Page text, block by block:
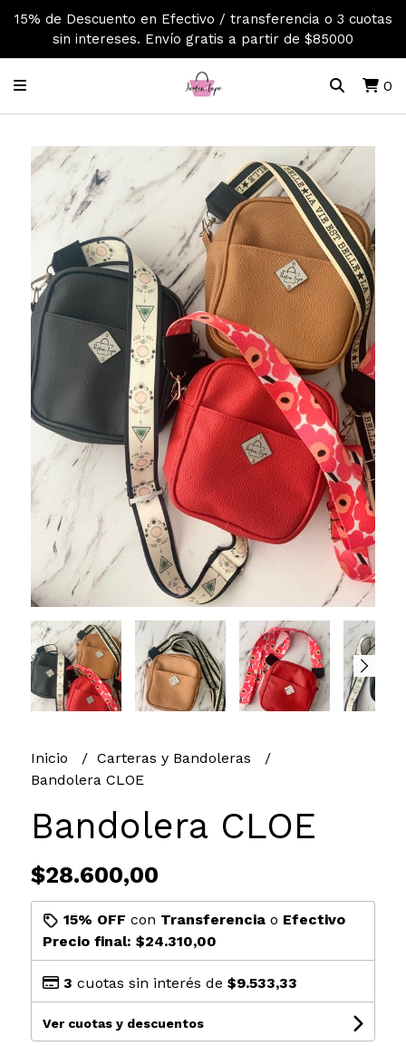
15% de Descuento en Efectivo / transferencia o 3 cuotas
sin intereses. Envío gratis a partir de $85000
0
Inicio
Carteras y Bandoleras
Bandolera CLOE
Bandolera CLOE
$28.600,00
15% OFF con Transferenciao Efectivo
Precio final: $24.310,00
3 cuotas sin interés de $9.533,33
Ver cuotas y descuentos